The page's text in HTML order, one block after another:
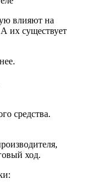
влияют на
их существует
средства.
ход.